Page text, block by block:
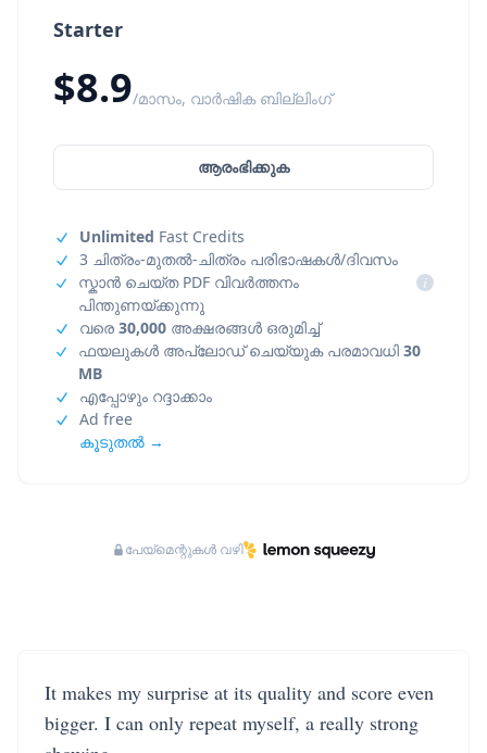
Starter
$8.9/മാസം, വാർഷിക ബില്ലിംഗ്
ആരംഭിക്കുക
Unlimited Fast Credits
3 ചിത്രം-മുതൽ-ചിത്രം പരിഭാഷകൾ/ദിവസം
സ്കാൻ ചെയ്ത PDF വിവർത്തനം
പിന്തുണയ്ക്കുന്നു
i
വരെ 30,000 അക്ഷരങ്ങൾ ഒരുമിച്ച്
ഫയലുകൾ അപ്‌ലോഡ് ചെയ്യുക പരമാവധി30
MB
എപ്പോഴും റദ്ദാക്കാം
Ad free
കൂടുതൽ →
പേയ്‌മെന്റുകൾ വഴി
It makes my surprise at its quality and score even
bigger. I can only repeat myself, a really strong